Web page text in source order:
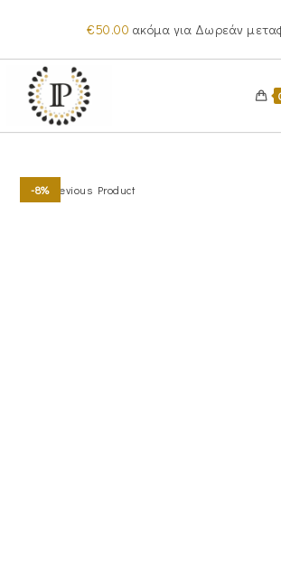
content
€50.00 ακόμα για Δωρεάν
-8% Previous Product